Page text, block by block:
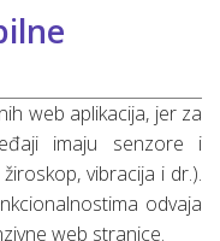
web aplikacija, jer za
imaju senzore i
vibracija i dr.).
odvaja
web stranice.